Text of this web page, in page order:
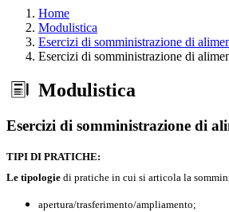
Home
Modulistica
Esercizi di somministrazione di
Esercizi di somministrazione di
Modulistica
Esercizi di somministrazione di
TIPI DI PRATICHE:
Le tipologie di pratiche in cui si articola la
apertura/trasferimento/ampliamento;